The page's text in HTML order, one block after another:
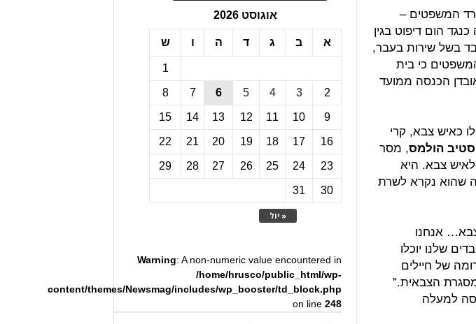
המשפטים –
הום דיפוט בגין
עובד בשל שירות בעבר,
כי בית
הכנסה ממועד
כאיש צבא, קרי
סטיב הולמס, מסר
צבא. היא
שהוא נקרא לשרת
אנחנו
שלנו יוכלו
של חיילים
הצבאית."
הרשת גייסה למעלה
אוגוסט 2026
א ב ג ד ה ו ש
« יול
1
2
3
4
5
6
7
8
9
10
11
12
13
14
15
16
17
18
19
20
21
22
23
24
25
26
27
28
29
30
31
Warning: A non-numeric value encountered in
/home/hrusco/public_html/wp-
content/themes/Newsmag/includes/wp_booster/td_block.php
on line248